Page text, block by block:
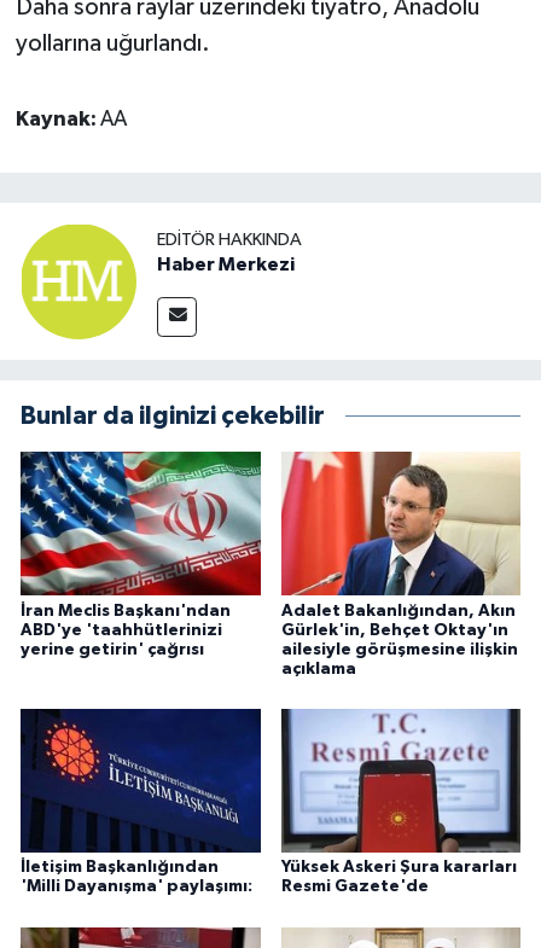
Daha sonra raylar üzerindeki tiyatro, Anadolu
yollarına uğurlandı.
Kaynak: AA
EDITÖR HAKKINDA
Haber Merkezi
Bunlar da ilginizi çekebilir
İran Meclis Başkanı'ndan
ABD'ye 'taahhütlerinizi
yerine getirin' çağrısı
Adalet Bakanlığından, Akın
Gürlek'in, Behçet Oktay'ın
ailesiyle görüşmesine ilişkin
açıklama
İletişim Başkanlığından
'Milli Dayanışma' paylaşımı:
Yüksek Askeri Şura kararları
Resmi Gazete'de